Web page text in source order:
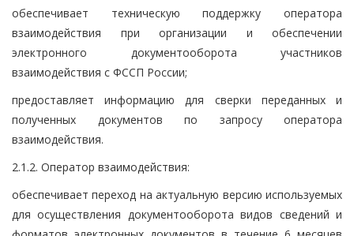
обеспечивает техническую поддержку оператора
взаимодействия при организации и обеспечении
электронного документооборота участников
взаимодействия с ФССП России;
предоставляет информацию для сверки переданных и
полученных документов по запросу оператора
взаимодействия.
2.1.2. Оператор взаимодействия:
обеспечивает переход на актуальную версию используемых
для осуществления документооборота видов сведений и